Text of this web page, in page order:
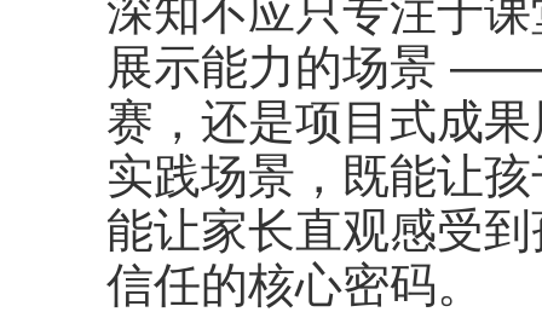
深知不应只专注于
展示能力的场景
赛，还是项目式成
实践场景，既能让
能让家长直观感受
信任的核心密码。